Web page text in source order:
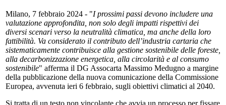
Milano, 7 febbraio 2024 - "I prossimi passi devono includere una
valutazione approfondita, non solo degli impatti rispettivi dei
diversi scenari verso la neutralità climatica, ma anche della loro
fattibilità. Va considerato il contributo dell’industria cartaria che
sistematicamente contribuisce alla gestione sostenibile delle foreste,
alla decarbonizzazione energetica, alla circolarità e al consumo
sostenibile" afferma il DG Assocarta Massimo Medugno a margine
della pubblicazione della nuova comunicazione della Commissione
Europea, avvenuta ieri 6 febbraio, sugli obiettivi climatici al 2040.